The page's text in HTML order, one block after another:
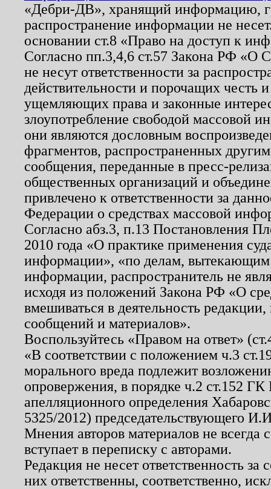
«Дебри-ДВ», хранящий информацию,
распространение информации не
основании ст.8 «Право на доступ к
Согласно пп.3,4,6 ст.57 Закона РФ «О
не несут ответственности за
действительности и порочащих честь
ущемляющих права и законные
злоупотребление свободой массовой
они являются дословным
фрагментов, распространенных
сообщения, переданные в пресс-
общественных организаций и
привлечено к ответственности за
Федерации о средствах массовой
Согласно абз.3, п.13 Постановления
2010 года «О практике применения
информации», «по делам, вытекающим
информации, распространитель не
исходя из положений Закона РФ «О
вмешиваться в деятельность
сообщений и материалов».
Воспользуйтесь «Правом на ответ»
«В соответствии с положением ч.3
морального вреда подлежит
опровержения, в порядке ч.2 ст.152
апелляционного определения
5325/2012) председательствующего
Мнения авторов материалов не
вступает в переписку с авторами.
Редакция не несет ответственность
них ответственны, соответственно,